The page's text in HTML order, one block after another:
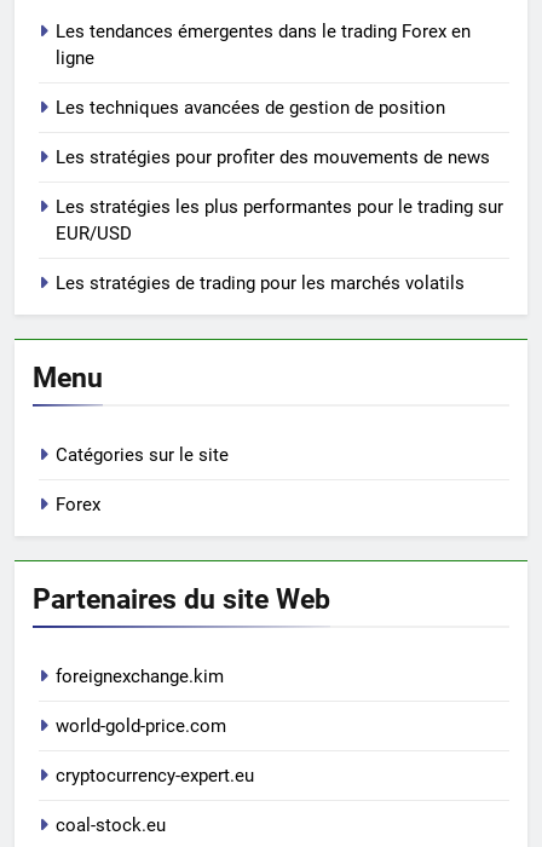
Les tendances émergentes dans le trading Forex en
ligne
Les techniques avancées de gestion de position
Les stratégies pour profiter des mouvements de news
Les stratégies les plus performantes pour le trading sur
EUR/USD
Les stratégies de trading pour les marchés volatils
Menu
Catégories sur le site
Forex
Partenaires du site Web
foreignexchange.kim
world-gold-price.com
cryptocurrency-expert.eu
coal-stock.eu